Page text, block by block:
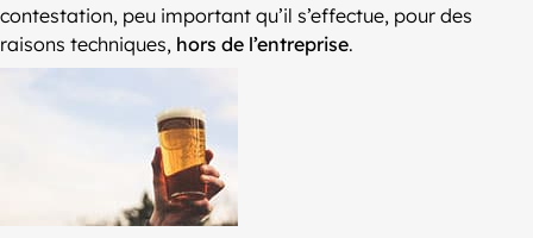
contestation, peu important qu’il s’effectue, pour des
raisons techniques, hors de l’entreprise.